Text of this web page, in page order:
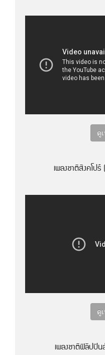
ดู
เพลงชาติสิงคโป
ดู
เพลงชาติฟิลิปปิ